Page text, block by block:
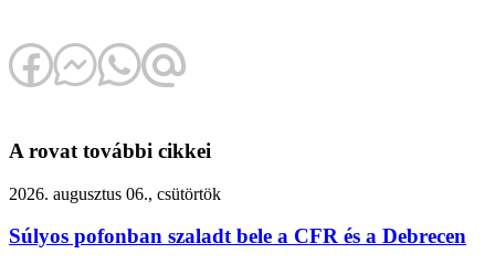
A rovat további cikkei
2026. augusztus 06., csütörtök
Súlyos pofonban szaladt bele a CFR és a Debrecen